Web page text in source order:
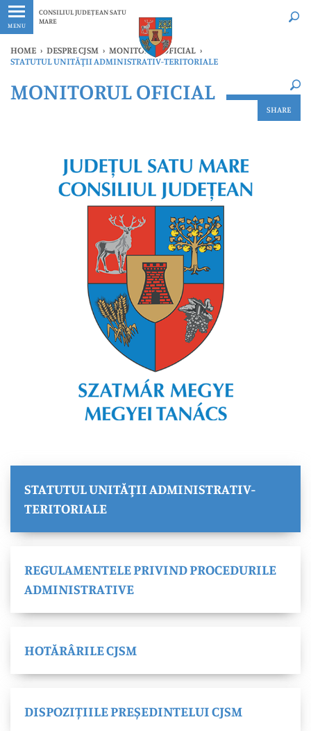
MENU
CONSILIUL JUDEȚEAN SATU
MARE
Ultimele
HOME › DESPRE CJSM › MONITORUL OFICIAL ›
STATUTUL UNITĂŢII ADMINISTRATIV-TERITORIALE
Ultimele Oricând ×
MONITORUL OFICIAL
SHARE
STATUTUL UNITĂŢII ADMINISTRATIV-
TERITORIALE
REGULAMENTELE PRIVIND PROCEDURILE
ADMINISTRATIVE
HOTĂRÂRILE CJSM
DISPOZIȚIILE PREȘEDINTELUI CJSM